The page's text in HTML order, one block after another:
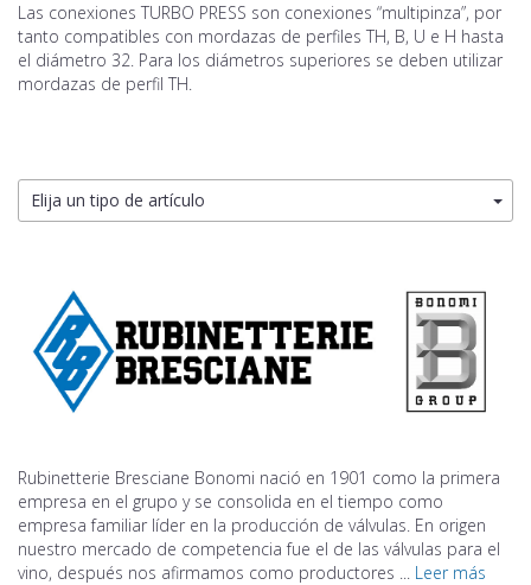
Las conexiones TURBO PRESS son conexiones “multipinza”, por
tanto compatibles con mordazas de perfiles TH, B, U e H hasta
el diámetro 32. Para los diámetros superiores se deben utilizar
mordazas de perfil TH.
Elija un tipo de artículo
Rubinetterie Bresciane Bonomi nació en 1901 como la primera
empresa en el grupo y se consolida en el tiempo como
empresa familiar líder en la producción de válvulas. En origen
nuestro mercado de competencia fue el de las válvulas para el
vino, después nos afirmamos como productores ... Leer más